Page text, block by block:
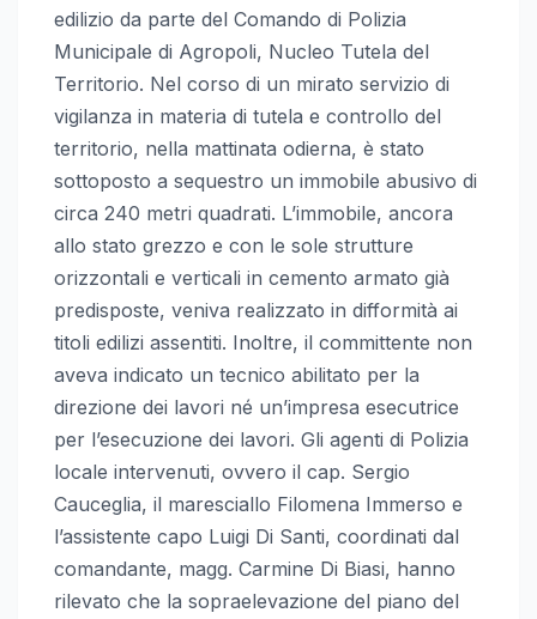
edilizio da parte del Comando di Polizia
Municipale di Agropoli, Nucleo Tutela del
Territorio. Nel corso di un mirato servizio di
vigilanza in materia di tutela e controllo del
territorio, nella mattinata odierna, è stato
sottoposto a sequestro un immobile abusivo di
circa 240 metri quadrati. L’immobile, ancora
allo stato grezzo e con le sole strutture
orizzontali e verticali in cemento armato già
predisposte, veniva realizzato in difformità ai
titoli edilizi assentiti. Inoltre, il committente non
aveva indicato un tecnico abilitato per la
direzione dei lavori né un’impresa esecutrice
per l’esecuzione dei lavori. Gli agenti di Polizia
locale intervenuti, ovvero il cap. Sergio
Cauceglia, il maresciallo Filomena Immerso e
l’assistente capo Luigi Di Santi, coordinati dal
comandante, magg. Carmine Di Biasi, hanno
rilevato che la sopraelevazione del piano del